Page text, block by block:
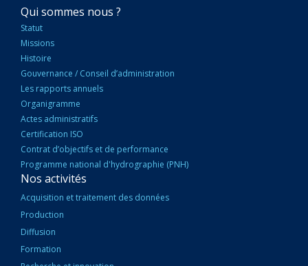
NAVIGATION
PRINCIPALE
Qui sommes nous ?
Statut
Missions
Histoire
Gouvernance / Conseil d’administration
Les rapports annuels
Organigramme
Actes administratifs
Certification ISO
Contrat d’objectifs et de performance
Programme national d'hydrographie (PNH)
Nos activités
Acquisition et traitement des données
Production
Diffusion
Formation